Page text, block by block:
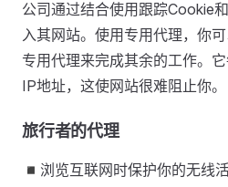
公司通过结合使用跟踪Cookie
入其网站。使用专用代理，你
专用代理来完成其余的工作。
IP地址，这使网站很难阻止你。
旅行者的代理
◾浏览互联网时保护你的无线